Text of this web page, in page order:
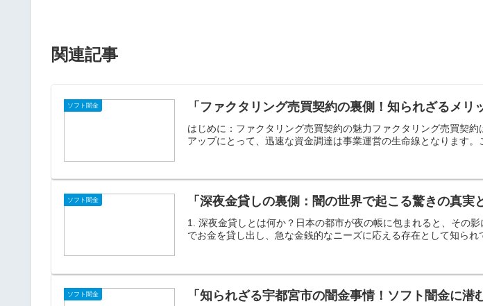
関連記事
ソフト闇金 「ファクタリング売買契約の裏側！知られざるメリ
はじめに：ファクタリング売買契約の魅力ファクタリング売買契
アップにとって、迅速な資金調達は事業運営の生命線となります。
ソフト闇金 「深夜金貸しの裏側：闇の世界で起こる驚きの真実
1. 深夜金貸しとは何か？日本の都市が夜の帳に包まれると、その
でお金を貸し出し、急な金銭的なニーズに応える存在として知られ
ソフト闇金 「知られざる宇都宮市の闇金事情！ソフト闇金に潜